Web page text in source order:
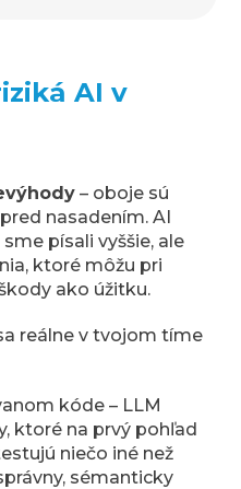
AI v
– oboje sú
nasadením. AI
písali vyššie, ale
ktoré môžu pri
ako úžitku.
reálne v tvojom tíme
kóde – LLM
ktoré na prvý pohľad
niečo iné než
sémanticky